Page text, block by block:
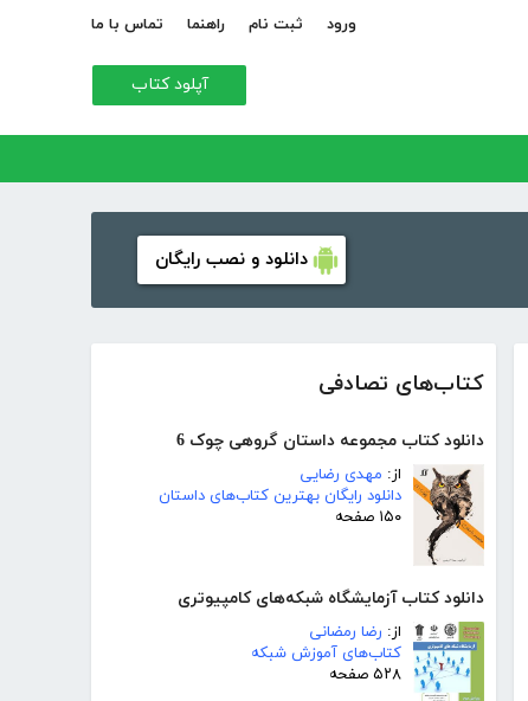
ورود ثبت نام راهنما تماس با ما
آپلود کتاب
دانلود و نصب رایگان
کتاب‌های تصادفی
دانلود کتاب مجموعه داستان گروهی چوک 6
از: مهدی رضایی
دانلود رایگان بهترین کتاب‌های داستان
۱۵۰ صفحه
دانلود کتاب آزمایشگاه شبکه‌های کامپیوتری
از: رضا رمضانی
کتاب‌های آموزش شبکه
۵۲۸ صفحه